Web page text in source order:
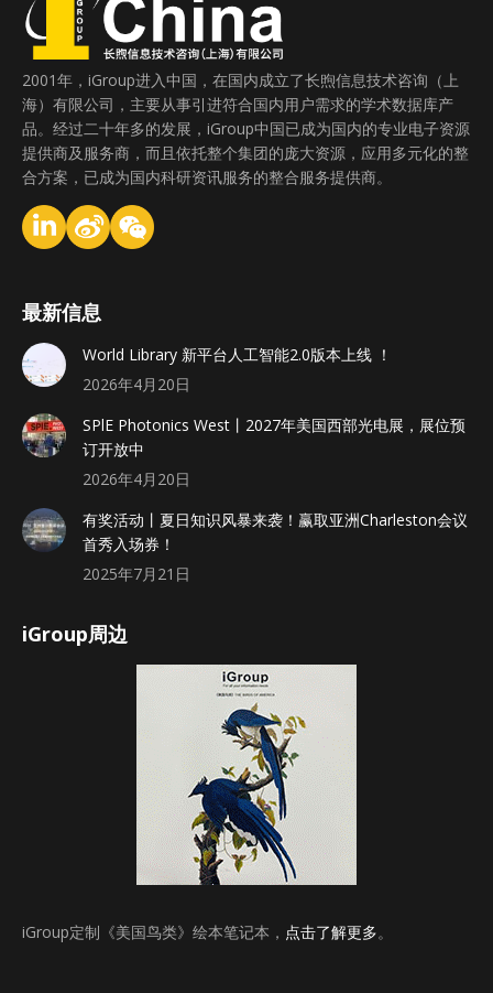
2001年，iGroup进入中国，在国内成立了长煦信息技术咨询（上
海）有限公司，主要从事引进符合国内用户需求的学术数据库产
品。经过二十年多的发展，iGroup中国已成为国内的专业电子资源
提供商及服务商，而且依托整个集团的庞大资源，应用多元化的整
合方案，已成为国内科研资讯服务的整合服务提供商。
最新信息
World Library 新平台人工智能2.0版本上线 ！
2026年4月20日
SPlE Photonics West丨2027年美国西部光电展，展位预
订开放中
2026年4月20日
有奖活动丨夏日知识风暴来袭！赢取亚洲Charleston会议
首秀入场券！
2025年7月21日
iGroup周边
iGroup定制《美国鸟类》绘本笔记本， 点击了解更多。